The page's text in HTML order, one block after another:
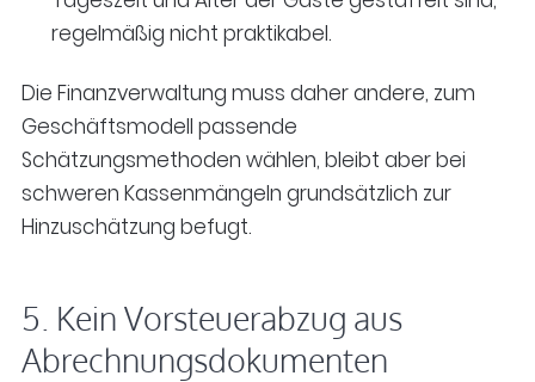
regelmäßig nicht praktikabel.
Die Finanzverwaltung muss daher andere, zum
Geschäftsmodell passende
Schätzungsmethoden wählen, bleibt aber bei
schweren Kassenmängeln grundsätzlich zur
Hinzuschätzung befugt.
5. Kein Vorsteuerabzug aus
Abrechnungsdokumenten